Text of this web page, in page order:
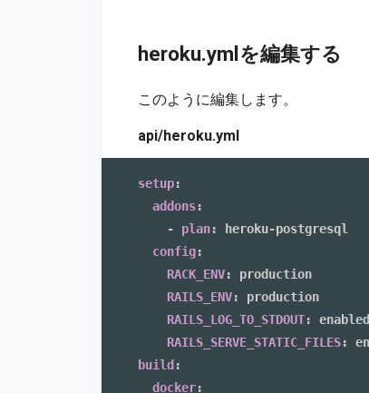
heroku.ymlを編集する
このように編集します。
api/heroku.yml
setup:
addons:
-
plan: heroku-postgresql
config:
RACK_ENV:
production
RAILS_ENV:
production
RAILS_LOG_TO_STDOUT:
enabled
RAILS_SERVE_STATIC_FILES:
build :
docker: